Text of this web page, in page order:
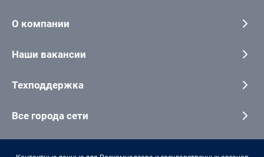
О компании
Наши вакансии
Техподдержка
Все города сети